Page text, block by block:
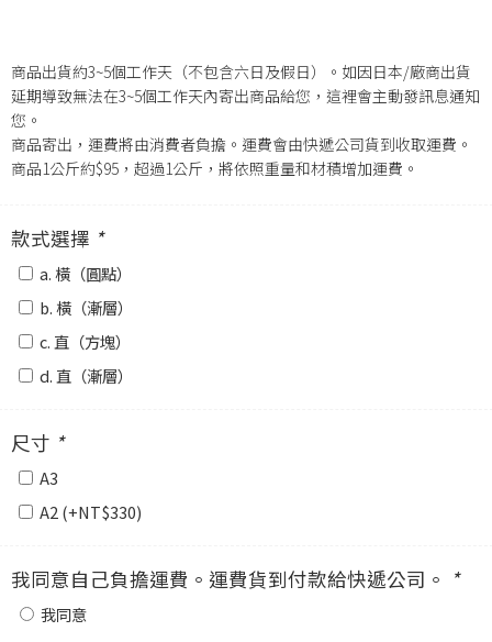
商品出貨約3~5個工作天（不包含六日及假日）。如因日本/廠商出貨
延期導致無法在3~5個工作天內寄出商品給您，這裡會主動發訊息通知
您。
商品寄出，運費將由消費者負擔。運費會由快遞公司貨到收取運費。
商品1公斤約$95，超過1公斤，將依照重量和材積增加運費。
款式選擇 *
a. 橫（圓點）
b. 橫（漸層）
c. 直（方塊）
d. 直（漸層）
尺寸 *
A3
A2 (+NT$330)
我同意自己負擔運費。運費貨到付款給快遞公司。 *
我同意